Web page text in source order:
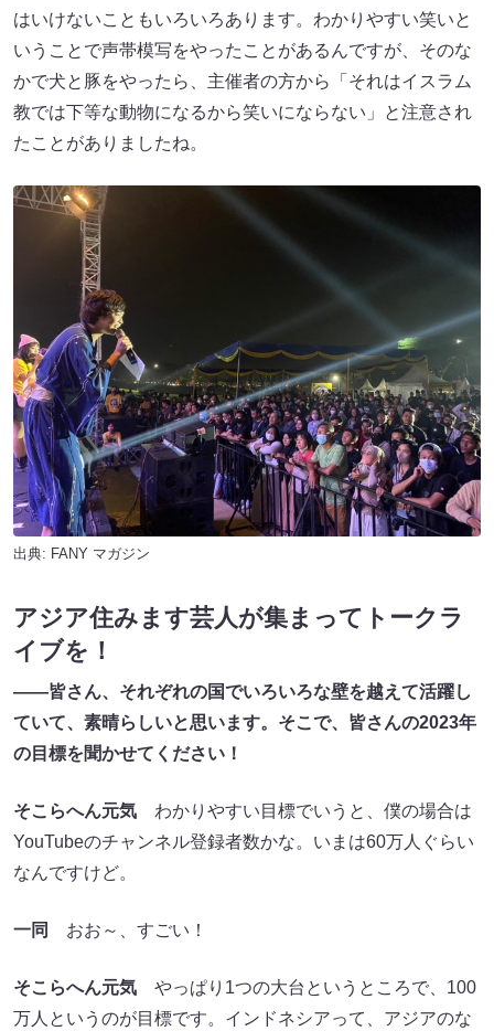
はいけないこともいろいろあります。わかりやすい笑いと
いうことで声帯模写をやったことがあるんですが、そのな
かで犬と豚をやったら、主催者の方から「それはイスラム
教では下等な動物になるから笑いにならない」と注意され
たことがありましたね。
出典: FANY マガジン
アジア住みます芸人が集まってトークラ
イブを！
――皆さん、それぞれの国でいろいろな壁を越えて活躍し
ていて、素晴らしいと思います。そこで、皆さんの2023年
の目標を聞かせてください！
そこらへん元気 わかりやすい目標でいうと、僕の場合は
YouTubeのチャンネル登録者数かな。いまは60万人ぐらい
なんですけど。
一同 おお～、すごい！
そこらへん元気 やっぱり1つの大台というところで、100
万人というのが目標です。インドネシアって、アジアのな